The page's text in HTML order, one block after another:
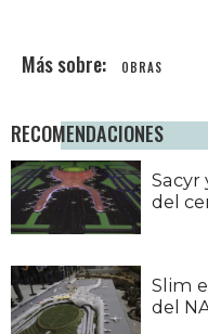
OBRAS
RECOMENDACIONES
Sacyr
del
Slim
del